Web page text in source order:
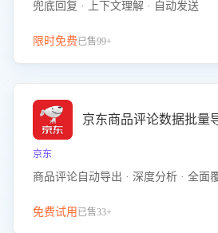
兜底回复 · 上下文理解 · 自动发送
限时免费已售99+
京东商品评论数据批量
京东
商品评论自动导出 · 深度分析 · 全面
免费试用 已售33+